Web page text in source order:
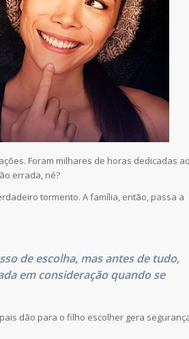
Foram milhares de horas dedicadas
errada, né?
tormento. A família, então, passa a
de escolha, mas antes de tudo,
em consideração quando se
dão para o filho escolher gera